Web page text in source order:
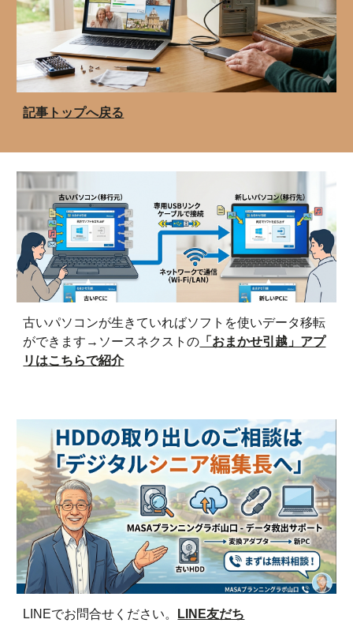
記事トップへ戻る
古いパソコンが生きていればソフトを使いデータ移転
ができます→ソースネクストの 「おまかせ引越」アプ
リはこちらで紹介
LINEでお問合せください。 LINE友だち